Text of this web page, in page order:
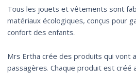
Tous les jouets et vêtements sont
matériaux écologiques, conçus pour
confort des enfants.
Mrs Ertha crée des produits qui vont
passagères. Chaque produit est créé